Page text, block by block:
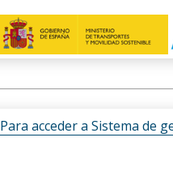
Para acceder a Sistema de